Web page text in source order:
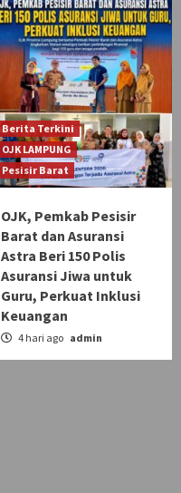
Berita Terkini
OJK LAMPUNG
Pesisir Barat
OJK, Pemkab Pesisir
Barat dan Asuransi
Astra Beri 150 Polis
Asuransi Jiwa untuk
Guru, Perkuat Inklusi
Keuangan
4 hari ago admin